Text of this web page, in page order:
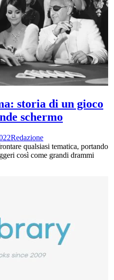
storia di un gioco
schermo
Redazione
qualsiasi tematica, portando
così come grandi drammi